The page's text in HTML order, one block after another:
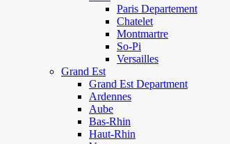
Paris Departement
Chatelet
Montmartre
So-Pi
Versailles
Grand Est
Grand Est Department
Ardennes
Aube
Bas-Rhin
Haut-Rhin